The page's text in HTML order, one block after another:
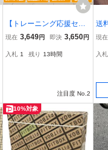
【トレーニング応援セー
ル】ローラー ペダル 足漕
イク ながら 運動 健康 コ
現在 3,649円 即決 3,650円
入札 1 残り 13時間
注目度 No.2
送
サ
現在
入札
10%対象